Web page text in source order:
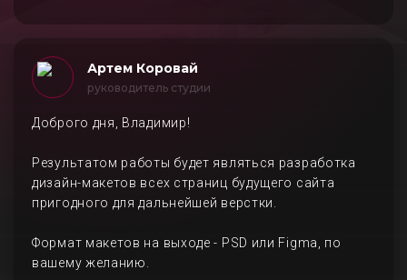
Артем Коровай
руководитель студии
Доброго дня, Владимир!
Результатом работы будет являться разработка
дизайн-макетов всех страниц будущего сайта
пригодного для дальнейшей верстки.
Формат макетов на выходе - PSD или Figma, по
вашему желанию.